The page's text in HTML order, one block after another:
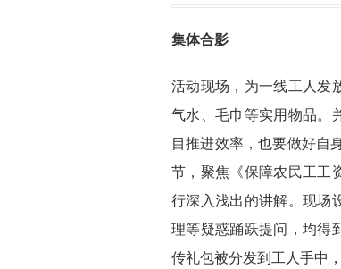
集体合影
活动现场，为一线工人发
气水、毛巾等实用物品。
目推进效率，也要做好自
节，聚焦《保障农民工工
行深入浅出的讲解。现场
理等疑惑踊跃提问，均得
传礼包被分发到工人手中